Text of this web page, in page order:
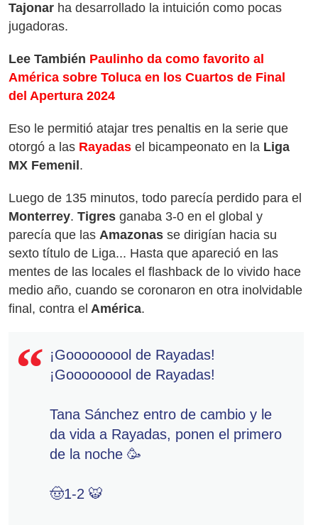
Tajonar ha desarrollado la intuición como pocas
jugadoras.
Lee También Paulinho da como favorito al
América sobre Toluca en los Cuartos de Final
del Apertura 2024
Eso le permitió atajar tres penaltis en la serie que
otorgó a las Rayadas el bicampeonato en la Liga
MX Femenil .
Luego de 135 minutos, todo parecía perdido para el
Monterrey. Tigres ganaba 3-0 en el global y
parecía que las Amazonas se dirigían hacia su
sexto título de Liga... Hasta que apareció en las
mentes de las locales el flashback de lo vivido hace
medio año, cuando se coronaron en otra inolvidable
final, contra el América.
¡Gooooooool de Rayadas!
¡Gooooooool de Rayadas!
Tana Sánchez entro de cambio y le
da vida a Rayadas, ponen el primero
de la noche 🥳
🤠1-2 🐯